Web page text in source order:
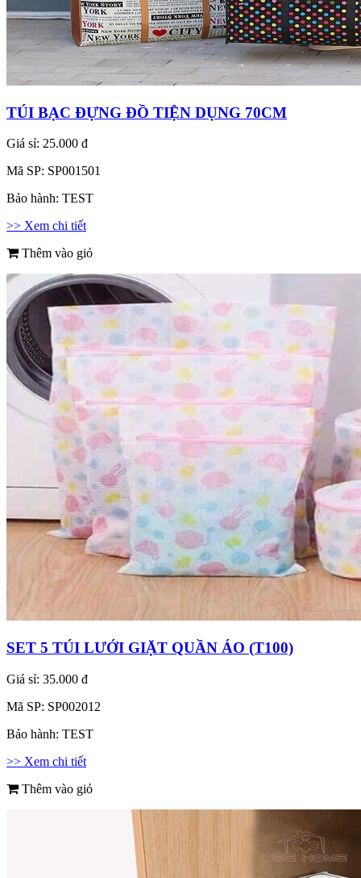
TÚI BẠC ĐỰNG ĐỒ TIỆN DỤNG 70CM
Giá sỉ: 25.000 đ
Mã SP: SP001501
Bảo hành: TEST
>> Xem chi tiết
Thêm vào giỏ
SET 5 TÚI LƯỚI GIẶT QUẦN ÁO (T100)
Giá sỉ: 35.000 đ
Mã SP: SP002012
Bảo hành: TEST
>> Xem chi tiết
Thêm vào giỏ